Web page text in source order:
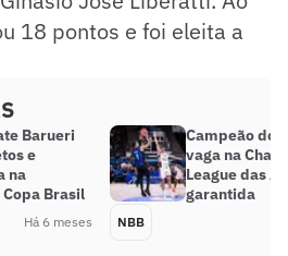
18 pontos e foi eleita a
Barueri
e
na
Brasil
Há 6 meses
Campeão do
vaga na
League das
garantida
NBB